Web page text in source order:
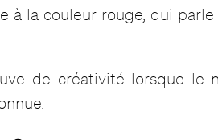
à la couleur rouge, qui
de créativité lorsque le